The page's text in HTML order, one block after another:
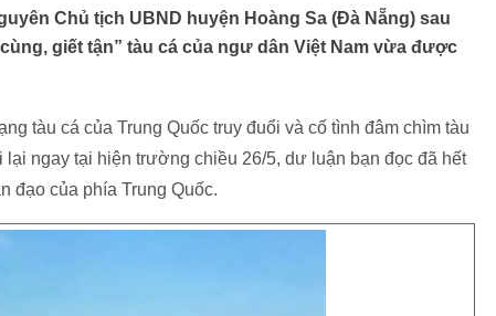
Chủ tịch UBND huyện Hoàng Sa (Đà Nẵng) sau
giết tận” tàu cá của ngư dân Việt Nam vừa được
tàu cá của Trung Quốc truy đuổi và cố tình đâm chìm tàu
ngay tại hiện trường chiều 26/5, dư luận bạn đọc đã hết
đạo của phía Trung Quốc.